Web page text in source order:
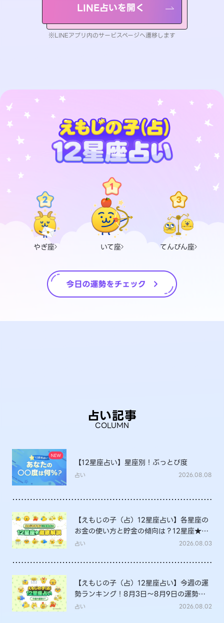
LINE占いを開く
※LINEアプリ内のサービスページへ遷移します
やぎ座 いて座 てんびん座
占い記事
COLUMN
【12星座占い】星座別！ぶっとび度
占い 2026.08.08
【えもじの子（占）12星座占い】各星座の
お金の使い方と貯金の傾向は？12星座★徹
底解説
占い 2026.08.03
【えもじの子（占）12星座占い】今週の運
勢ランキング！8月3日～8月9日の運勢
は？
占い 2026.08.02